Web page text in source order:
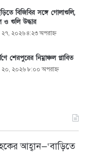
বিজিবির সঙ্গে গোলাগুলি,
ও গুলি উদ্ধার
২৭, ২০২৬ ৪:২৩ অপরাহ্ণ
শেরপুরের নিম্নাঞ্চল প্লাবিত
২০, ২০২৬ ৮:০০ অপরাহ্ণ
হকের আহ্বান—‘বাড়িতে